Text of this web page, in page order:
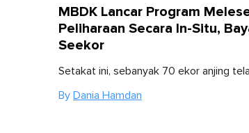
MBDK Lancar Program
Peliharaan Secara In-Situ,
Seekor
Setakat ini, sebanyak 70 ekor anjing
By Dania Hamdan